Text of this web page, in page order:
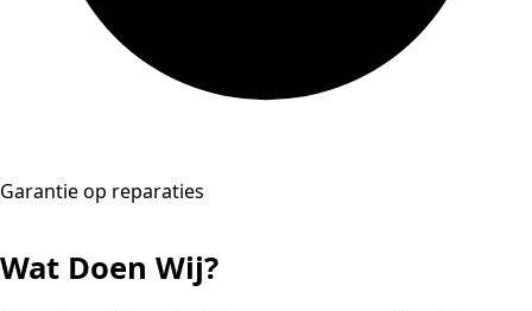
Garantie op reparaties
Wat Doen Wij?